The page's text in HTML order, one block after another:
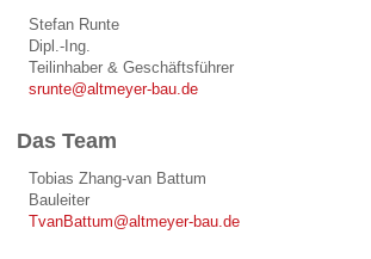
Stefan Runte
Dipl.-Ing.
Teilinhaber & Geschäftsführer
srunte@altmeyer-bau.de
Das Team
Tobias Zhang-van Battum
Bauleiter
TvanBattum@altmeyer-bau.de